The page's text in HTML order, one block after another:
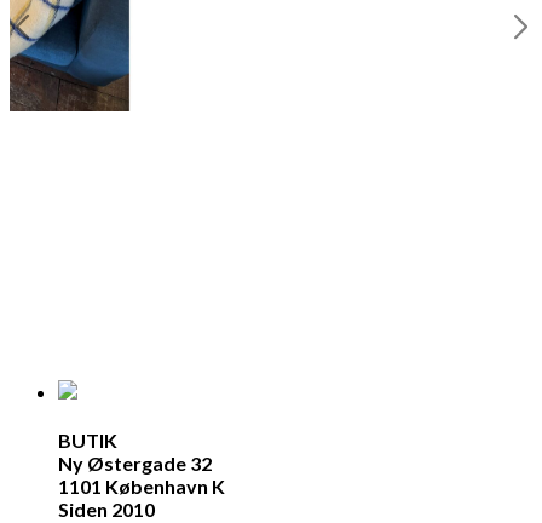
BUTIK
Ny Østergade 32
1101 København K
Siden 2010